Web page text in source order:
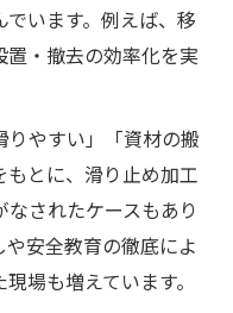
います。例えば、移
・撤去の効率化を実
りやすい」「資材の搬
とに、滑り止め加工
されたケースもあり
安全教育の徹底によ
場も増えています。